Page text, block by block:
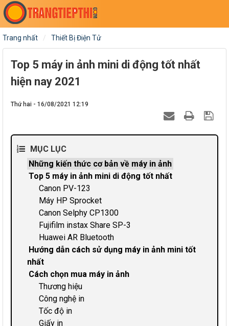
Trang nhất Thiết Bị Điện Tử
Top 5 máy in ảnh mini di động tốt nhất
hiện nay 2021
Thứ hai - 16/08/2021 12:19
MỤC LỤC
Những kiến thức cơ bản về máy in ảnh
Top 5 máy in ảnh mini di động tốt nhất
Canon PV-123
Máy HP Sprocket
Canon Selphy CP1300
Fujifilm instax Share SP-3
Huawei AR Bluetooth
Hướng dẫn cách sử dụng máy in ảnh mini tốt
nhất
Cách chọn mua máy in ảnh
Thương hiệu
Công nghệ in
Tốc độ in
Giấy in